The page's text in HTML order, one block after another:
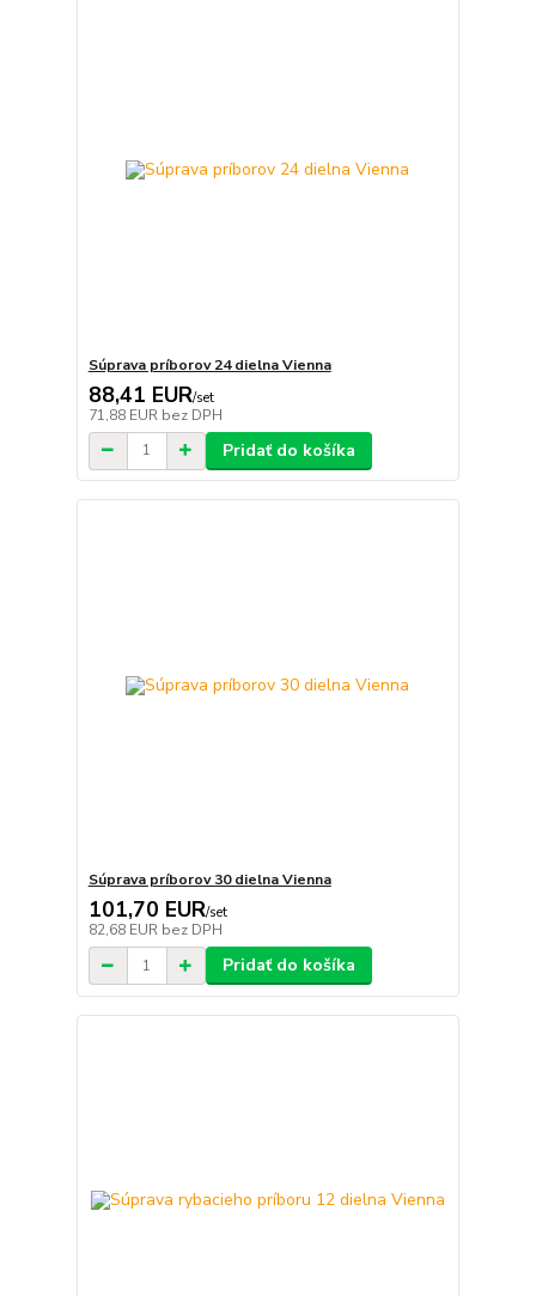
Súprava príborov 24 dielna Vienna
88,41 EUR/set
71,88 EUR bez DPH
Pridať do košíka
Súprava príborov 30 dielna Vienna
101,70 EUR/set
82,68 EUR bez DPH
Pridať do košíka